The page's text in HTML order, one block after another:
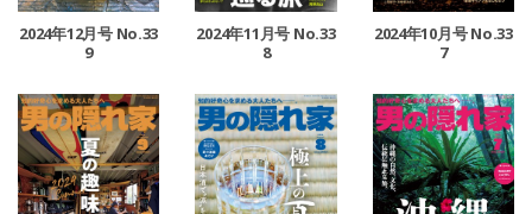
2024年12月号 No.33
9
2024年11月号 No.33
8
2024年10月号 No.33
7